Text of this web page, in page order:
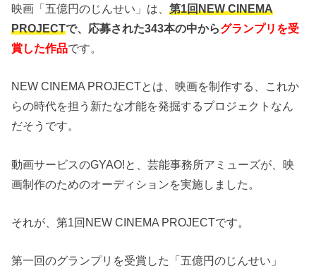
映画「五億円のじんせい」は、第1回NEW CINEMA
PROJECTで、応募された343本の中からグランプリを受
賞した作品です。
NEW CINEMA PROJECTとは、映画を制作する、これか
らの時代を担う新たな才能を発掘するプロジェクトなん
だそうです。
動画サービスのGYAO!と、芸能事務所アミューズが、映
画制作のためのオーディションを実施しました。
それが、第1回NEW CINEMA PROJECTです。
第一回のグランプリを受賞した「五億円のじんせい」